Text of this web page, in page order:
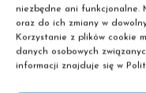
niezbędne ani funkcjonalne.
oraz do ich zmiany w
Korzystanie z plików cookie
danych osobowych
informacji znajduje się w
Co ważne, jest to
tworzyć i dzielić się
artystą, aby
i chęć, by uczyć się